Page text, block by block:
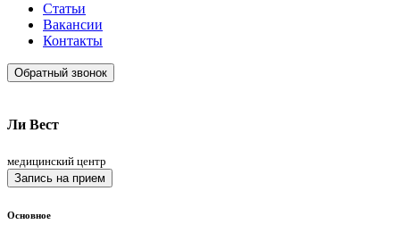
Статьи
Вакансии
Контакты
Обратный звонок
Ли Вест
медицинский центр
Запись на прием
Основное